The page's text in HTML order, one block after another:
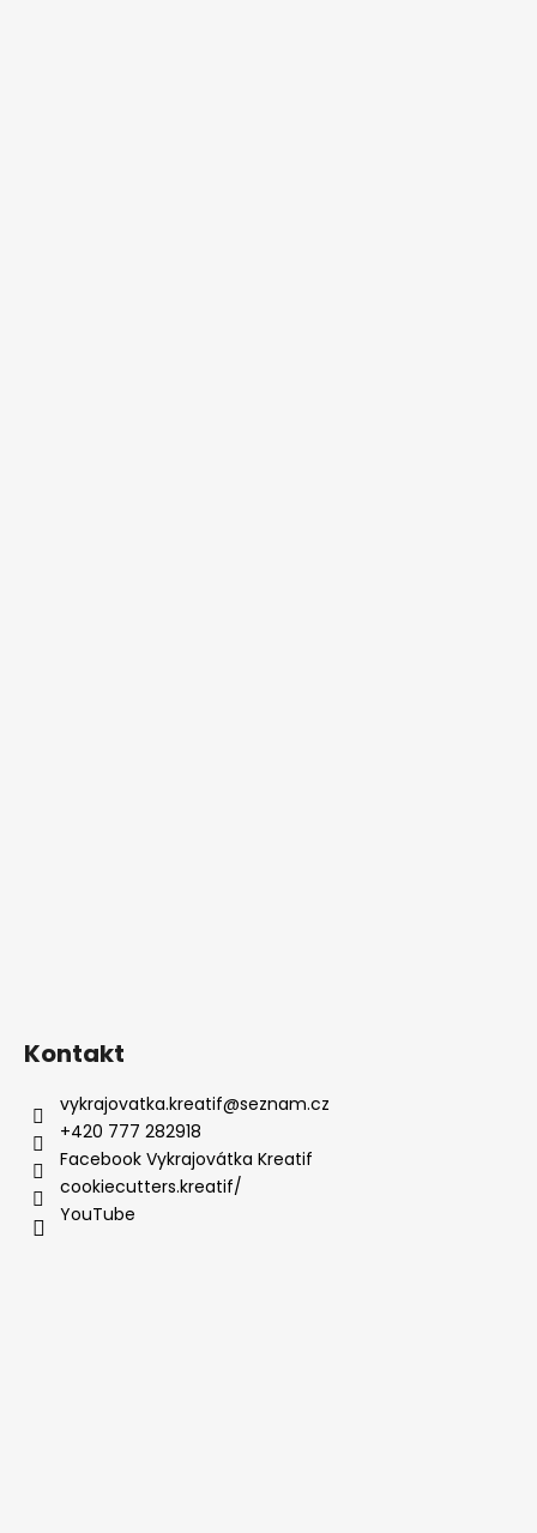
Kontakt
vykrajovatka.kreatif@seznam.cz
+420 777 282918
Facebook Vykrajovátka Kreatif
cookiecutters.kreatif/
YouTube